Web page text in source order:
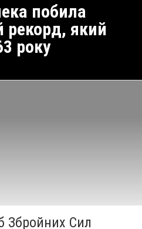
побила
рекорд, який
року
Збройних Сил